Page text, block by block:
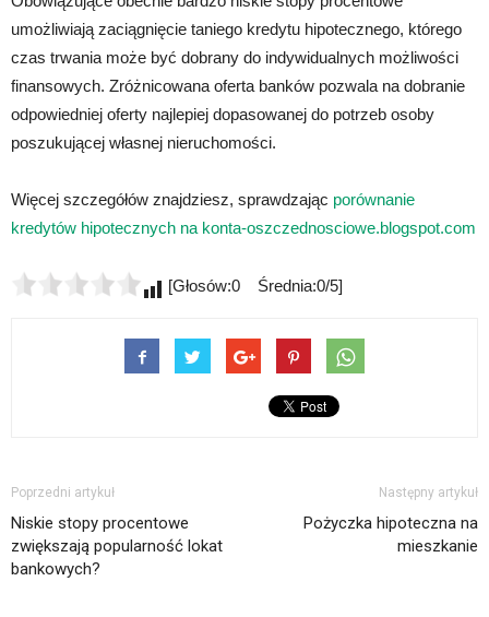
umożliwiają zaciągnięcie taniego kredytu hipotecznego, którego
czas trwania może być dobrany do indywidualnych możliwości
finansowych. Zróżnicowana oferta banków pozwala na dobranie
odpowiedniej oferty najlepiej dopasowanej do potrzeb osoby
poszukującej własnej nieruchomości.
Więcej szczegółów znajdziesz, sprawdzając porównanie
kredytów hipotecznych na konta-oszczednosciowe.blogspot.com
[Głosów:0 Średnia:0/5]
Poprzedni artykuł
Niskie stopy procentowe
zwiększają popularność lokat
bankowych?
Następny artykuł
Pożyczka hipoteczna na
mieszkanie